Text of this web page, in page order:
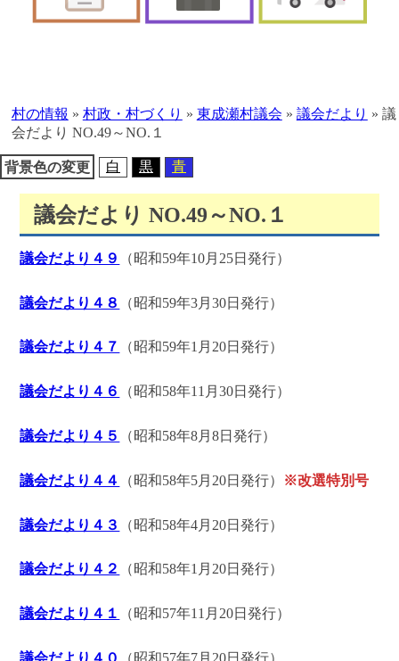
移
動
村の情報 » 村政・村づくり » 東成瀬村議会 » 議会だより » 議
会だより NO.49～NO.１
背景色の変更 白 黒 青
議会だより NO.49～NO.１
議会だより４９ （昭和59年10月25日発行）
議会だより４８ （昭和59年3月30日発行）
議会だより４７ （昭和59年1月20日発行）
議会だより４６ （昭和58年11月30日発行）
議会だより４５ （昭和58年8月8日発行）
議会だより４４ （昭和58年5月20日発行） ※改選特別号
議会だより４３ （昭和58年4月20日発行）
議会だより４２ （昭和58年1月20日発行）
議会だより４１ （昭和57年11月20日発行）
議会だより４０ （昭和57年7月20日発行）